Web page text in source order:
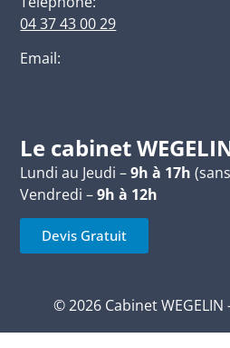
04 37 43 00 29
Email:
Le cabinet
Lundi au Jeudi –9h à 17h
Vendredi –9h à 12h
Devis Gratuit
© 2026 Cabinet WEGELIN